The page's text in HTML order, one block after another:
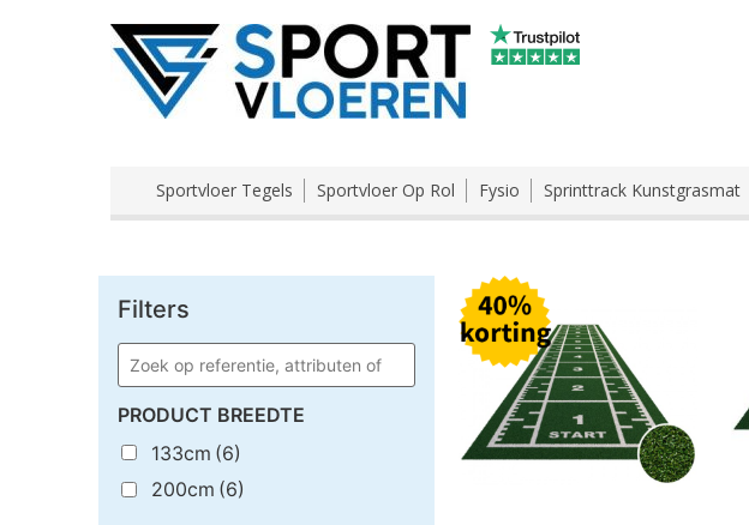
Sportvloer Tegels Sportvloer Op Rol Fysio Sprinttrack Kunstgrasmat
Filters
PRODUCT BREEDTE
133cm (6)
200cm (6)